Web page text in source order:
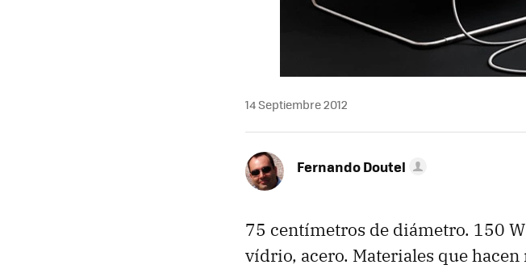
14 Septiembre 2012
Fernando Doutel
75 centímetros de diámetro. 150
vídrio, acero. Materiales que